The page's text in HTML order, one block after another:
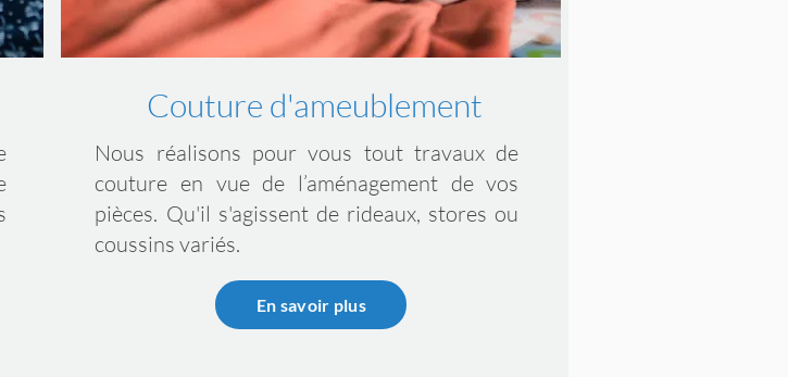
Couture d'ameublement
Nous réalisons pour vous touttravaux de
couture en vue de l’aménagement de vos
pièces. Qu'il s'agissent de rideaux, stores ou
coussins variés.
En savoir plus